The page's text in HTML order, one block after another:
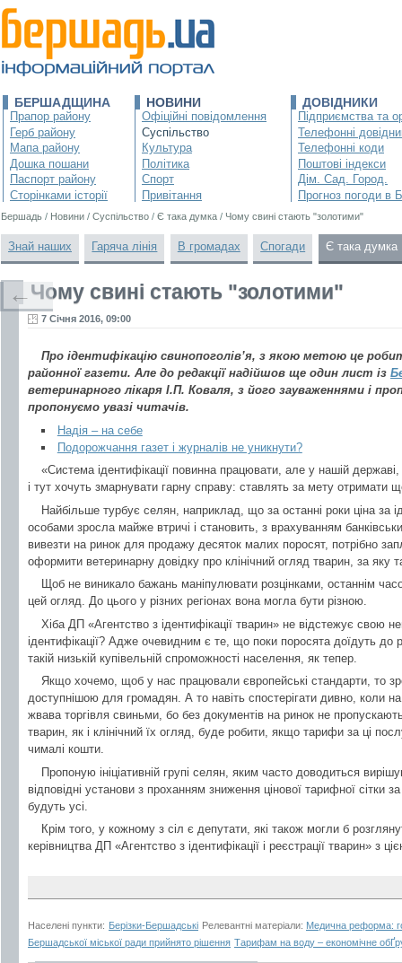
БЕРШАДЩИНА
Прапор району
Герб району
Мапа району
Дошка пошани
Паспорт району
Сторінками історії
НОВИНИ
Офіційні повідомлення
Суспільство
Культура
Політика
Спорт
Привітання
ДОВІДНИКИ
Підприємства та
Телефонні
Телефонні коди
Поштові індекси
Дім. Сад. Город.
Прогноз погоди в
Бершадь / Новини / Суспільство / Є така думка / Чому свині стають "золотими"
Знай наших Гаряча лінія В громадах Спогади Є така думка
Чому свині стають "золотими"
7 Січня 2016, 09:00
Про ідентифікацію свинопоголів’я, з якою метою це
районної газети. Але до редакції надійшов ще один лист із
ветеринарного лікаря І.П. Коваля, з його зауваженнями і
пропонуємо увазі читачів.
Надія – на себе
Подорожчання газет і журналів не уникнути?
«Система ідентифікації повинна працювати, але у нашій
і тут хочуть змарнувати гарну справу: ставлять за мету отримати
Найбільше турбує селян, наприклад, що за останні роки ціна за
особами зросла майже втричі і становить, з врахуванням
вивезти на ринок для продажу десяток малих поросят, потрібно
оформити ветеринарну довідку про клінічний огляд тварин, за яку
Щоб не виникало бажань маніпулювати розцінками, останнім
цей огляд. До цього у різних регіонах вона могла бути різною.
Хіба ДП «Агентство з ідентифікації тварин» не відстежує свою
ідентифікації? Адже очевидним є те, що поки поросята доїдуть
такій низькій купівельній спроможності населення, як тепер.
Якщо хочемо, щоб у нас працювали європейські стандарти, то
доступнішою для громадян. А то навіть спостерігати дивно, коли
жвава торгівля свиньми, бо без документів на ринок не
тварин, як і клінічний їх огляд, буде робити, якщо тарифи за ці
чималі кошти.
Пропоную ініціативній групі селян, яким часто доводиться
відповідні установи з проханням зниження цінової тарифної сітки
будуть усі.
Крім того, у кожному з сіл є депутати, які також могли б
керівництва ДП «Агентство з ідентифікації і реєстрації тварин» з
Населені пункти: Берізки-Бершадські Релевантні матеріали: Медична реформа:
Бершадської міської ради прийнято рішення Тарифам на воду – економічне
←